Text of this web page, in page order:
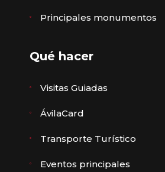
Principales monumentos
Qué hacer
Visitas Guiadas
ÁvilaCard
Transporte Turístico
Eventos principales